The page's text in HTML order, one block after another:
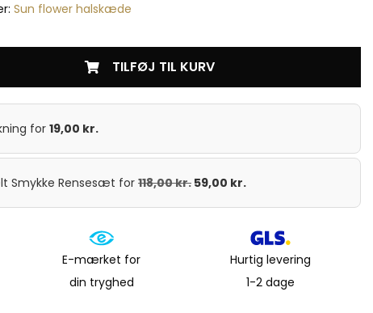
Sun flower halskæde
TILFØJ TIL KURV
for 19,00 kr.
Smykke Rensesæt for 118,00kr. 59,00 kr.
E-mærket for
din tryghed
Hurtig levering
1-2 dage